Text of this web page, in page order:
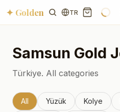
✦ Golden TR
Samsun Gold
Türkiye. All categories
All Yüzük Kolye